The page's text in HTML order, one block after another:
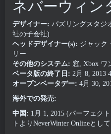
ネバーウィン
デザイナー: パズリングスタジ
社の子会社)
ヘッドデザイナー(s): ジャック
リー
その他のシステム: 窓, Xbox ワ
ベータ版の終了日: 2月 8, 2013
オープンベータデー: 4月 30,
海外での発売:
中国: 1月 1, 2015 (パーフェク
トよりNeverWinter Onlineとし